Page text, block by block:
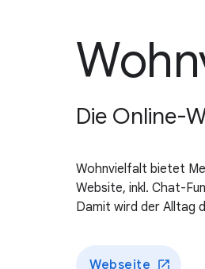
Die Online-
Wohnvielfalt bietet
Website, inkl. Chat-
Damit wird der Alltag
Webseite